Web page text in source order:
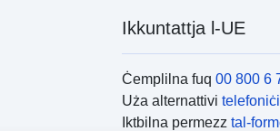
Ikkuntattja l-UE
Ċemplilna fuq 00 800 6
Uża alternattivi
Iktbilna permezz tal-